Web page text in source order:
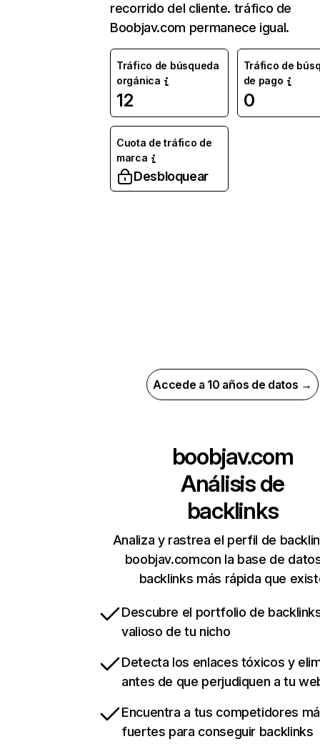
recorrido del cliente. tráfico de
Boobjav.com permanece igual.
Tráfico de búsqueda
orgánica
12
Tráfico de
de pago
0
Cuota de tráfico de
marca
Desbloquear
Accede a 10 años de datos →
boobjav.com
Análisis de
backlinks
Analiza y rastrea el perfil de
boobjav.comcon la base de
backlinks más rápida que
Descubre el portfolio de
valioso de tu nicho
Detecta los enlaces tóxicos y
antes de que perjudiquen a tu
Encuentra a tus competidores
fuertes para conseguir backlinks